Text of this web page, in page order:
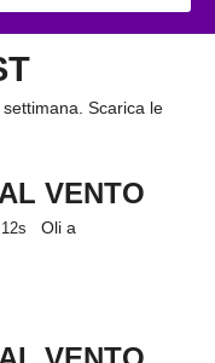
Scarica le
VENTO
Oli a